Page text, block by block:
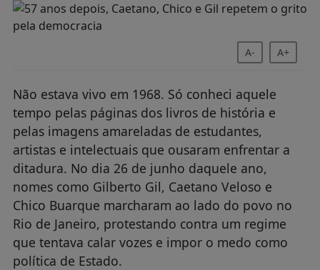
A- A+
Não estava vivo em 1968. Só conheci aquele
tempo pelas páginas dos livros de história e
pelas imagens amareladas de estudantes,
artistas e intelectuais que ousaram enfrentar a
ditadura. No dia 26 de junho daquele ano,
nomes como Gilberto Gil, Caetano Veloso e
Chico Buarque marcharam ao lado do povo no
Rio de Janeiro, protestando contra um regime
que tentava calar vozes e impor o medo como
política de Estado.